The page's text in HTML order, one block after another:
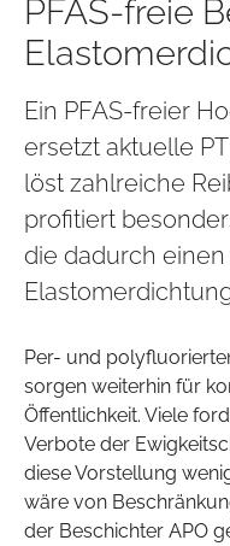
PFAS-freie
Ein PFAS-freier
ersetzt aktuelle
löst zahlreiche
profitiert
die dadurch
Per- und
sorgen weiterhin für
Öffentlichkeit. Viele
Verbote der
diese Vorstellung
wäre von
der Beschichter APO